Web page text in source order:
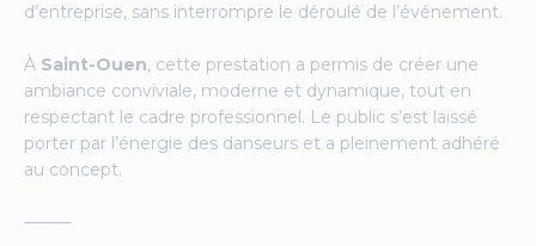
d’entreprise, sans interrompre le déroulé de l’événement.
À Saint-Ouen, cette prestation a permis de créer une
ambiance conviviale, moderne et dynamique, tout en
respectant le cadre professionnel. Le public s’est laissé
porter par l’énergie des danseurs et a pleinement adhéré
au concept.
⸻